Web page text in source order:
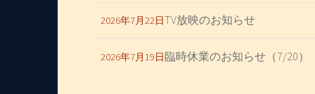
2026年7月22日TV放映のお知らせ
2026年7月19日臨時休業のお知らせ（7/20）